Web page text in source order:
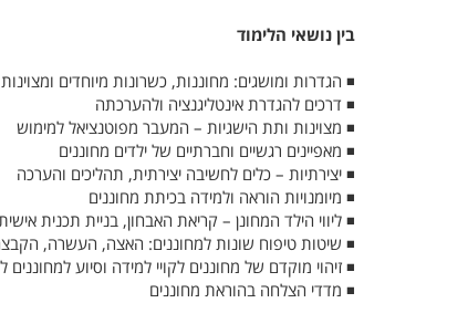
בין נושאי הלימוד
◾ הגדרות ומושגים: מחוננות, כשרונות מיוחדים ומצוינות
◾ דרכים להגדרת אינטליגנציה ולהערכתה
◾ מצוינות ותת הישגיות – המעבר מפוטנציאל למימוש
◾ מאפיינים רגשיים וחברתיים של ילדים מחוננים
◾ יצירתיות – כלים לחשיבה יצירתית, תהליכים והערכה
◾ מיומנויות הוראה ולמידה בכיתת מחוננים
◾ ליווי הילד המחונן – קריאת האבחון, בניית תכנית
◾ שיטות טיפוח שונות למחוננים: האצה, העשרה,
◾ זיהוי מוקדם של מחוננים לקויי למידה וסיוע למחוננים
◾ מדדי הצלחה בהוראת מחוננים